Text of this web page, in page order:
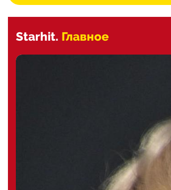
Starhit. Главное